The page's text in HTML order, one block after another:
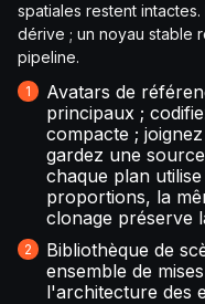
spatiales restent
dérive ; un noyau stable
pipeline.
Avatars de
principaux ;
compacte ;
gardez une
chaque plan
proportions, la
clonage préserve
Bibliothèque de
ensemble de
l'architecture des